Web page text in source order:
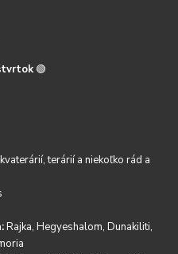
🟢
terárií a niekoľko rád a
Rajka, Hegyeshalom, Dunakiliti,